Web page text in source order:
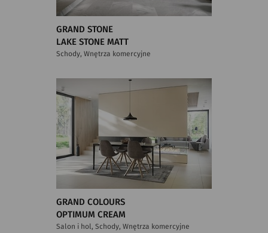
GRAND STONE
LAKE STONE MATT
Schody, Wnętrza komercyjne
GRAND COLOURS
OPTIMUM CREAM
Salon i hol, Schody, Wnętrza komercyjne